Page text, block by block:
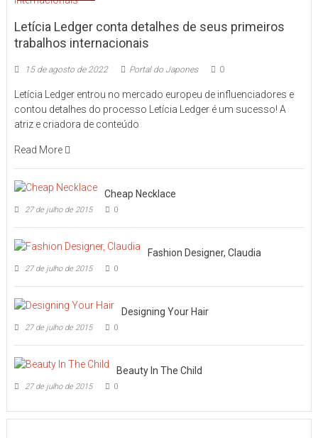
Letícia Ledger conta detalhes de seus primeiros
trabalhos internacionais
15 de agosto de 2022 Portal do Japones 0
Letícia Ledger entrou no mercado europeu de influenciadores e
contou detalhes do processo Letícia Ledger é um sucesso! A
atriz e criadora de conteúdo
Read More
Cheap Necklace
27 de julho de 2015 0
Fashion Designer, Claudia
27 de julho de 2015 0
Designing Your Hair
27 de julho de 2015 0
Beauty In The Child
27 de julho de 2015 0